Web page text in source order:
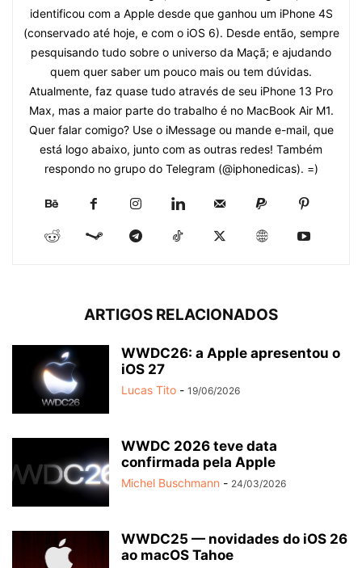
identificou com a Apple desde que ganhou um iPhone 4S
(conservado até hoje, e com o iOS 6). Desde então, sempre
pesquisando tudo sobre o universo da Maçã; e ajudando
quem quer saber um pouco mais ou tem dúvidas.
Atualmente, faz quase tudo através de seu iPhone 13 Pro
Max, mas a maior parte do trabalho é no MacBook Air M1.
Quer falar comigo? Use o iMessage ou mande e-mail, que
está logo abaixo, junto com as outras redes! Também
respondo no grupo do Telegram (@iphonedicas). =)
ARTIGOS RELACIONADOS
WWDC26: a Apple apresentou o
iOS 27
Lucas Tito - 19/06/2026
WWDC 2026 teve data
confirmada pela Apple
Michel Buschmann - 24/03/2026
WWDC25 — novidades do iOS 26
ao macOS Tahoe